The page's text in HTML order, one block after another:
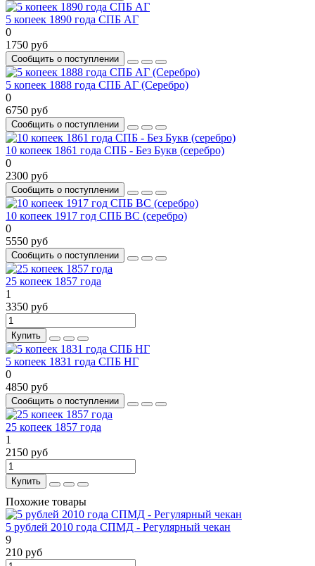
5 копеек 1890 года СПБ АГ
0
1750 руб
Сообщить о поступлении
5 копеек 1888 года СПБ АГ (Серебро)
0
6750 руб
Сообщить о поступлении
10 копеек 1861 года СПБ - Без Букв (серебро)
0
2300 руб
Сообщить о поступлении
10 копеек 1917 год СПБ ВС (серебро)
0
5550 руб
Сообщить о поступлении
25 копеек 1857 года
1
3350 руб
Купить
5 копеек 1831 года СПБ НГ
0
4850 руб
Сообщить о поступлении
25 копеек 1857 года
1
2150 руб
Купить
Похожие товары
5 рублей 2010 года СПМД - Регулярный чекан
9
210 руб